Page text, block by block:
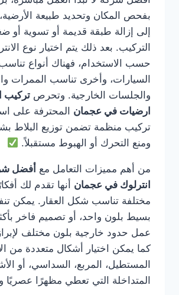
بفحص المكان وتحديد طبيعة
إلى إزالة طبقة قديمة أو تسوية أو
التركيب. بعد ذلك يتم اختيار نوع
حسب الاستخدام، فهناك أنواع
السيارات، وأخرى تناسب الممرات
والجلسات الخارجية. وتحرص تركيب
ارضيات في عجمان المحترفة على
تركيب منظمة تضمن توزيع البلاط
ومنع التحرك أو الهبوط مستقبلاً.
من أهم مميزات التعامل مع أفضل
انترلوك في عجمان أنها تقدم لك
مختلفة تناسب شكل العقار. يمكن
بسيط بلون واحد، أو تصميم فاخر
عمل حدود خارجية بلون مختلف
كما يمكن اختيار أشكال متعددة من
المستطيل، المربع، السداسي، أو
المتداخلة التي تعطي مظهرًا عصريًا